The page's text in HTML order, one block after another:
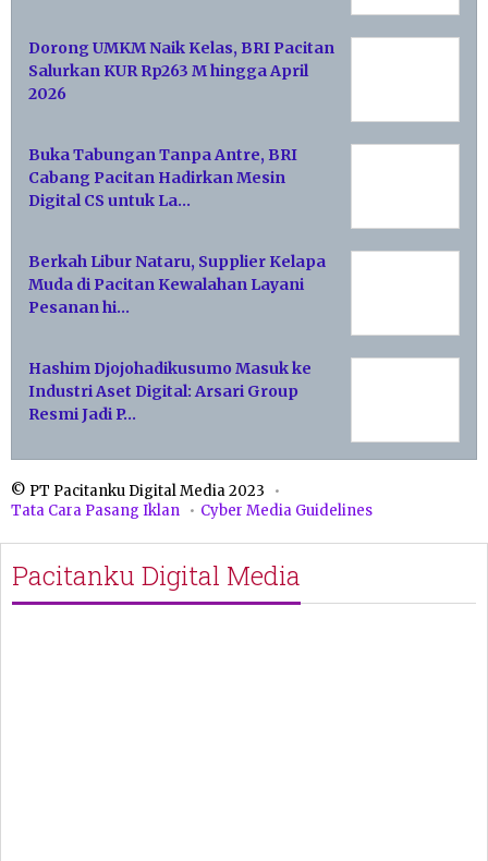
Dorong UMKM Naik Kelas, BRI Pacitan
Salurkan KUR Rp263 M hingga April
2026
Buka Tabungan Tanpa Antre, BRI
Cabang Pacitan Hadirkan Mesin
Digital CS untuk La…
Berkah Libur Nataru, Supplier Kelapa
Muda di Pacitan Kewalahan Layani
Pesanan hi…
Hashim Djojohadikusumo Masuk ke
Industri Aset Digital: Arsari Group
Resmi Jadi P…
© PT Pacitanku Digital Media 2023
Tata Cara Pasang Iklan
Cyber Media Guidelines
Pacitanku Digital Media